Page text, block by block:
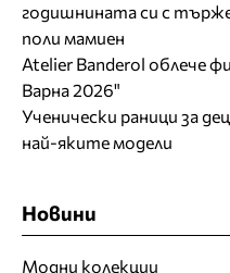
годишнината си с
поли мамиен
Atelier Banderol облече
Варна 2026"
Ученически раници за
най-яките модели
Новини
Модни колекции